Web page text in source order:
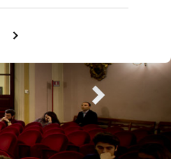
Next